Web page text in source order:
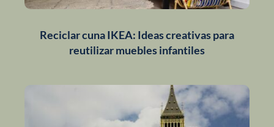
Reciclar cuna IKEA: Ideas creativas para
reutilizar muebles infantiles